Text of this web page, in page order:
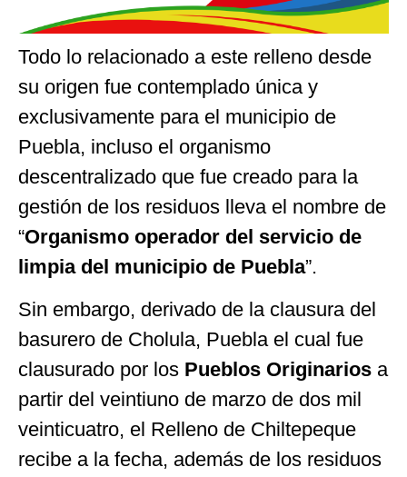
Todo lo relacionado a este relleno desde
su origen fue contemplado única y
exclusivamente para el municipio de
Puebla, incluso el organismo
descentralizado que fue creado para la
gestión de los residuos lleva el nombre de
“Organismo operador del servicio de
limpia del municipio de Puebla”.
Sin embargo, derivado de la clausura del
basurero de Cholula, Puebla el cual fue
clausurado por los Pueblos Originarios a
partir del veintiuno de marzo de dos mil
veinticuatro, el Relleno de Chiltepeque
recibe a la fecha, además de los residuos